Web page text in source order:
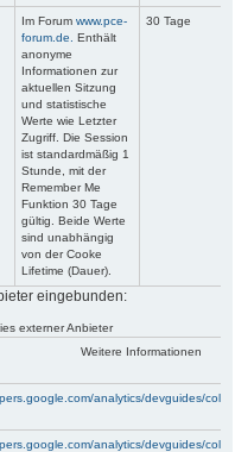
Im Forum www.pce-
forum.de.
Enthält
anonyme
Informationen zur
aktuellen Sitzung
und statistische
Werte wie Letzter
Zugriff. Die Session
ist standardmäßig 1
Stunde, mit der
Remember Me
Funktion 30 Tage
gültig. Beide Werte
sind unabhängig
von der Cooke
Lifetime (Dauer).
30 Tage
eingebunden:
externer Anbieter
Weitere Informationen
analytics/devguides/
analytics/devguides/